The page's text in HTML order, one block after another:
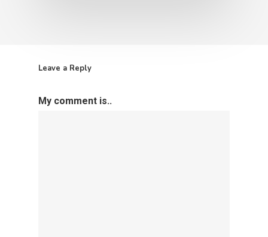
Leave a Reply
My comment is..